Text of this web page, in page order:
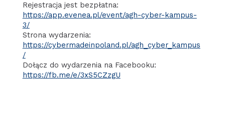
Rejestracja jest bezpłatna:
https://app.evenea.pl/event/agh-cyber-kampus-
3/
Strona wydarzenia:
https://cybermadeinpoland.pl/agh_cyber_kampus
/
Dołącz do wydarzenia na Facebooku:
https://fb.me/e/3xS5CZzgU